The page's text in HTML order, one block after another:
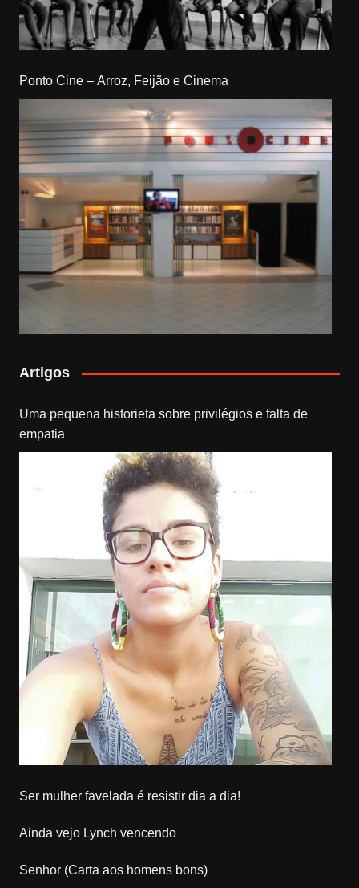
Ponto Cine – Arroz, Feijão e Cinema
Artigos
Uma pequena historieta sobre privilégios e falta de
empatia
Ser mulher favelada é resistir dia a dia!
Ainda vejo Lynch vencendo
Senhor (Carta aos homens bons)